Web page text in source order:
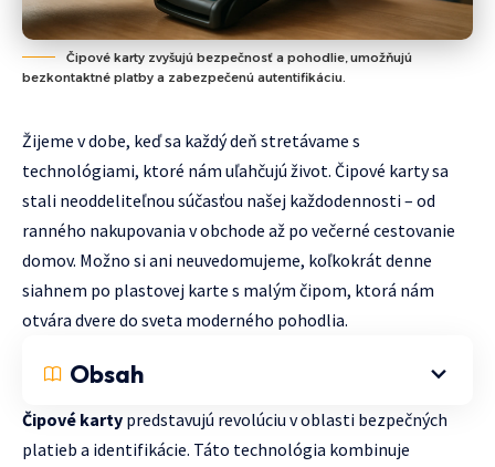
Čipové karty zvyšujú bezpečnosť a pohodlie, umožňujú
bezkontaktné platby a zabezpečenú autentifikáciu.
Žijeme v dobe, keď sa každý deň stretávame s
technológiami, ktoré nám uľahčujú život. Čipové karty sa
stali neoddeliteľnou súčasťou našej každodennosti – od
ranného nakupovania v obchode až po večerné cestovanie
domov. Možno si ani neuvedomujeme, koľkokrát denne
siahnem po plastovej karte s malým čipom, ktorá nám
otvára dvere do sveta moderného pohodlia.
Obsah
Čipové karty predstavujú revolúciu v oblasti bezpečných
platieb a identifikácie. Táto technológia kombinuje